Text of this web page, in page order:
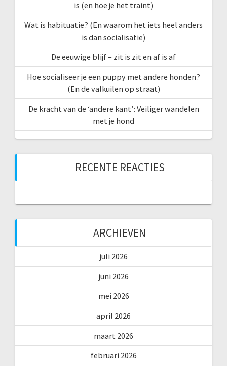
is (en hoe je het traint)
Wat is habituatie? (En waarom het iets heel anders
is dan socialisatie)
De eeuwige blijf – zit is zit en af is af
Hoe socialiseer je een puppy met andere honden?
(En de valkuilen op straat)
De kracht van de ‘andere kant’: Veiliger wandelen
met je hond
RECENTE REACTIES
ARCHIEVEN
juli 2026
juni 2026
mei 2026
april 2026
maart 2026
februari 2026